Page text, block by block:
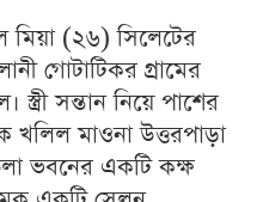
(২৬) সিলেটের
গোটাটিকর গ্রামের
সন্তান নিয়ে পাশের
খলিল মাওনা উত্তরপাড়া
ভবনের একটি কক্ষ